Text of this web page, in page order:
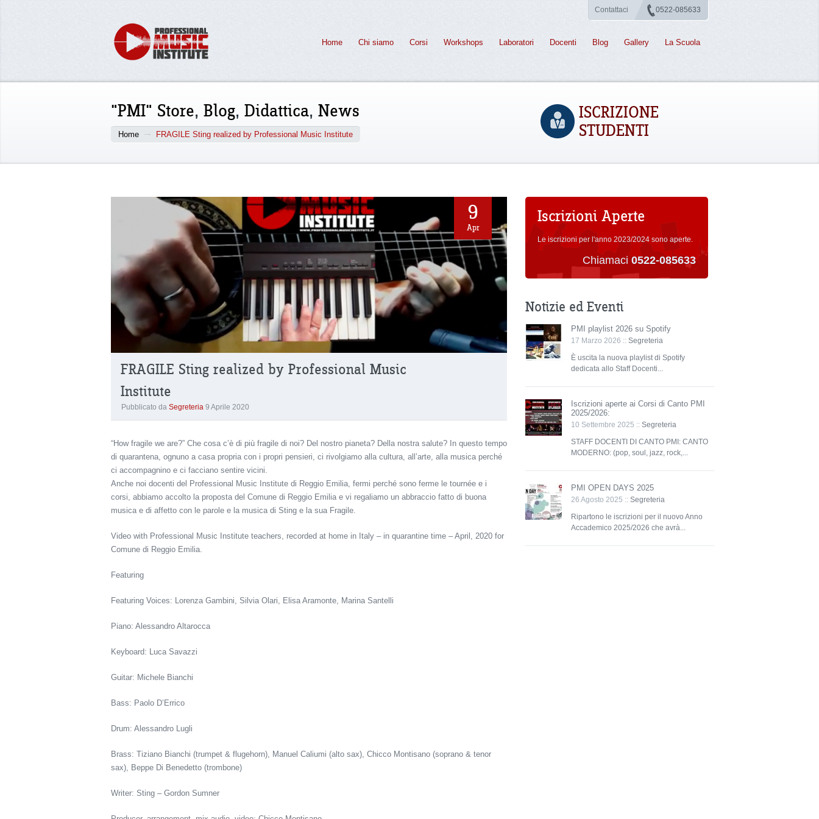
Contattaci 0522-085633
Home Chi siamo Corsi Workshops Laboratori Docenti Blog Gallery La Scuola
ISCRIZIONE
STUDENTI
"PMI" Store, Blog, Didattica, News
Home FRAGILE Sting realized by Professional Music Institute
9
Apr
FRAGILE Sting realized by Professional Music
Institute
Pubblicato da Segreteria 9 Aprile 2020
“How fragile we are?” Che cosa c’è di più fragile di noi? Del nostro pianeta? Della nostra salute? In questo tempo
di quarantena, ognuno a casa propria con i propri pensieri, ci rivolgiamo alla cultura, all’arte, alla musica perché
ci accompagnino e ci facciano sentire vicini.
Anche noi docenti del Professional Music Institute di Reggio Emilia, fermi perché sono ferme le tournée e i
corsi, abbiamo accolto la proposta del Comune di Reggio Emilia e vi regaliamo un abbraccio fatto di buona
musica e di affetto con le parole e la musica di Sting e la sua Fragile.
Video with Professional Music Institute teachers, recorded at home in Italy – in quarantine time – April, 2020 for
Comune di Reggio Emilia.
Featuring
Featuring Voices: Lorenza Gambini, Silvia Olari, Elisa Aramonte, Marina Santelli
Piano: Alessandro Altarocca
Keyboard: Luca Savazzi
Guitar: Michele Bianchi
Bass: Paolo D’Errico
Drum: Alessandro Lugli
Brass: Tiziano Bianchi (trumpet & flugehorn), Manuel Caliumi (alto sax), Chicco Montisano (soprano & tenor
sax), Beppe Di Benedetto (trombone)
Writer: Sting – Gordon Sumner
Iscrizioni Aperte
Le iscrizioni per l'anno 2023/2024 sono aperte.
Chiamaci 0522-085633
Notizie ed Eventi
PMI playlist 2026 su Spotify
17 Marzo 2026 :: Segreteria
È uscita la nuova playlist di Spotify
dedicata allo Staff Docenti...
Iscrizioni aperte ai Corsi di Canto PMI
2025/2026:
10 Settembre 2025 :: Segreteria
STAFF DOCENTI DI CANTO PMI: CANTO
MODERNO: (pop, soul, jazz, rock,...
PMI OPEN DAYS 2025
26 Agosto 2025 :: Segreteria
Ripartono le iscrizioni per il nuovo Anno
Accademico 2025/2026 che avrà...